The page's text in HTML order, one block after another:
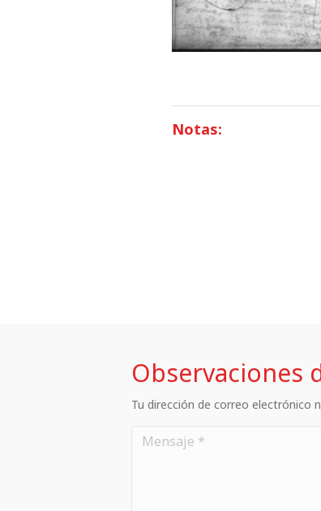
Notas:
Observaciones
Tu dirección de correo electrónico